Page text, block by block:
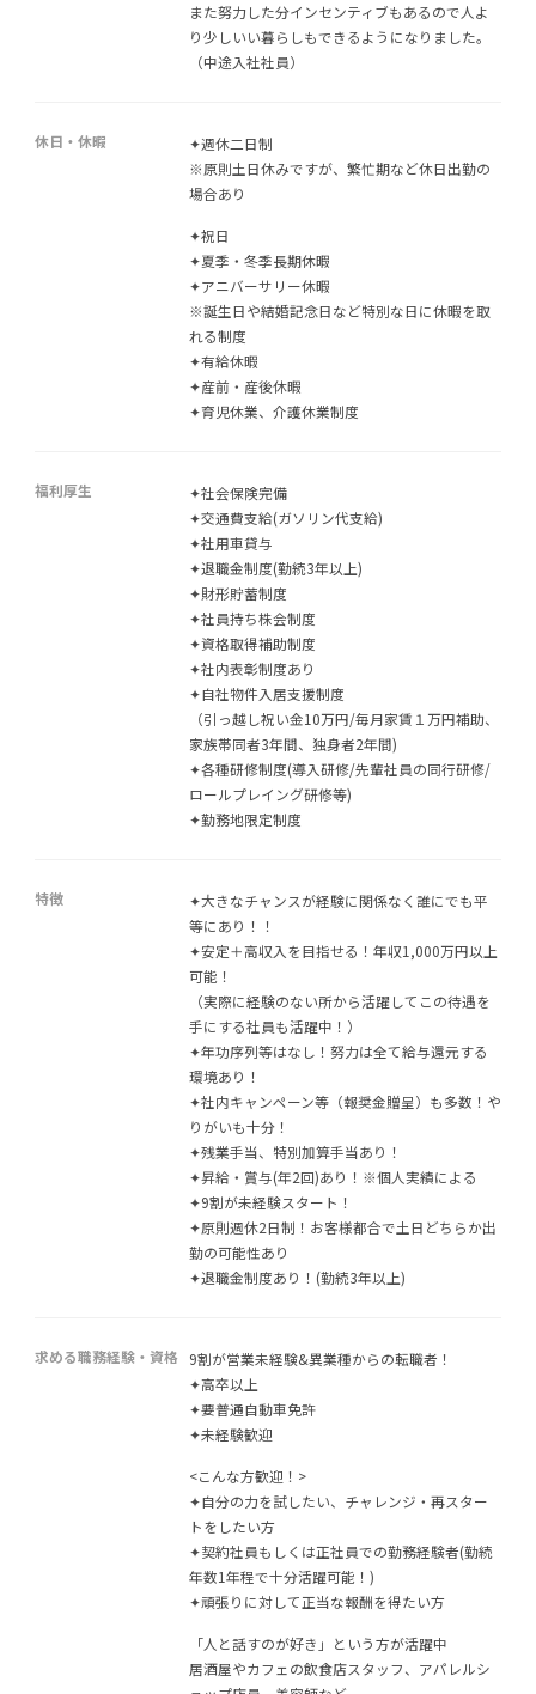
また努力した分インセンティブもあるので人よ
り少しいい暮らしもできるようになりました。
（中途入社社員）
休日・休暇
✦週休二日制
※原則土日休みですが、繁忙期など休日出勤の
場合あり
✦祝日
✦夏季・冬季長期休暇
✦アニバーサリー休暇
※誕生日や結婚記念日など特別な日に休暇を取
れる制度
✦有給休暇
✦産前・産後休暇
✦育児休業、介護休業制度
福利厚生
✦社会保険完備
✦交通費支給(ガソリン代支給)
✦社用車貸与
✦退職金制度(勤続3年以上)
✦財形貯蓄制度
✦社員持ち株会制度
✦資格取得補助制度
✦社内表彰制度あり
✦自社物件入居支援制度
（引っ越し祝い金10万円/毎月家賃１万円補助、
家族帯同者3年間、独身者2年間)
✦各種研修制度(導入研修/先輩社員の同行研修/
ロールプレイング研修等)
✦勤務地限定制度
特徴
✦大きなチャンスが経験に関係なく誰にでも平
等にあり！！
✦安定＋高収入を目指せる！年収1,000万円以上
可能！
（実際に経験のない所から活躍してこの待遇を
手にする社員も活躍中！）
✦年功序列等はなし！努力は全て給与還元する
環境あり！
✦社内キャンペーン等（報奨金贈呈）も多数！や
りがいも十分！
✦残業手当、特別加算手当あり！
✦昇給・賞与(年2回)あり！※個人実績による
✦9割が未経験スタート！
✦原則週休2日制！お客様都合で土日どちらか出
勤の可能性あり
✦退職金制度あり！(勤続3年以上)
求める職務経験・資格
9割が営業未経験&異業種からの転職者！
✦高卒以上
✦要普通自動車免許
✦未経験歓迎
<こんな方歓迎！>
✦自分の力を試したい、チャレンジ・再スター
トをしたい方
✦契約社員もしくは正社員での勤務経験者(勤続
年数1年程で十分活躍可能！)
✦頑張りに対して正当な報酬を得たい方
「人と話すのが好き」という方が活躍中
居酒屋やカフェの飲食店スタッフ、アパレルシ